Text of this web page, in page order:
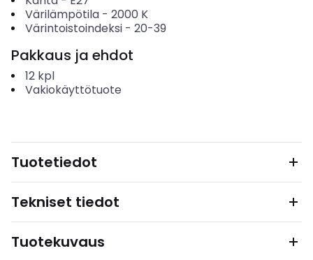
Värilämpötila- 2000 K
Värintoistoindeksi- 20-39
Pakkaus ja ehdot
12 kpl
Vakiokäyttötuote
Tuotetiedot
Tekniset tiedot
Tuotekuvaus